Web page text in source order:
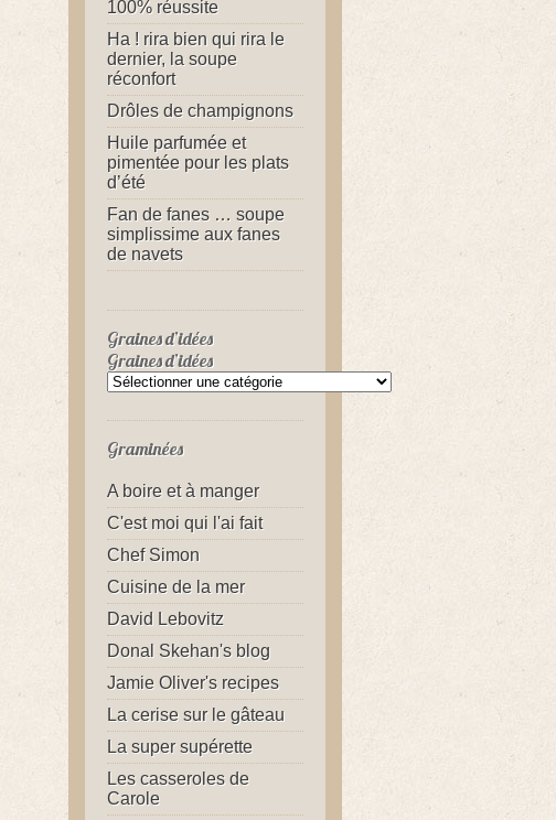
100% réussite
Ha ! rira bien qui rira le
dernier, la soupe
réconfort
Drôles de champignons
Huile parfumée et
pimentée pour les plats
d’été
Fan de fanes … soupe
simplissime aux fanes
de navets
Graines d’idées
Graines d’idées
Graminées
A boire et à manger
C'est moi qui l'ai fait
Chef Simon
Cuisine de la mer
David Lebovitz
Donal Skehan's blog
Jamie Oliver's recipes
La cerise sur le gâteau
La super supérette
Les casseroles de
Carole